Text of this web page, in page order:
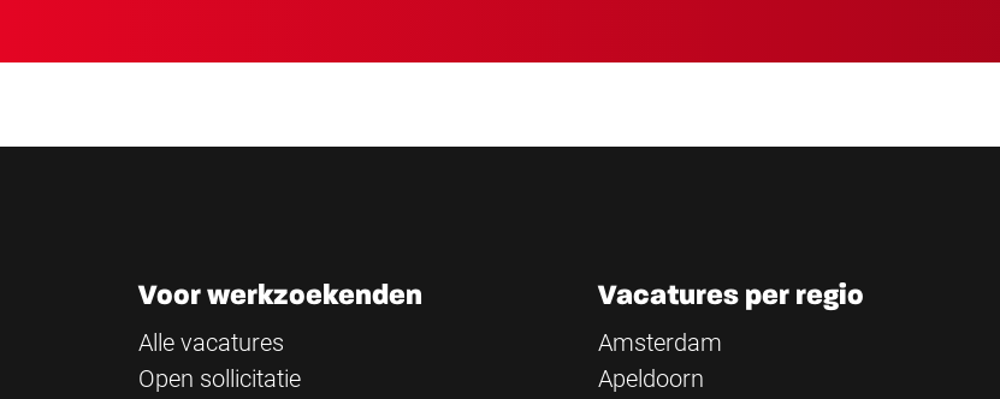
Voor werkzoekenden
Alle vacatures
Open sollicitatie
Vacatures per regio
Amsterdam
Apeldoorn